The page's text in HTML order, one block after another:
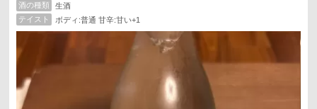
酒の種類
生酒
テイスト
ボディ:普通 甘辛:甘い+1